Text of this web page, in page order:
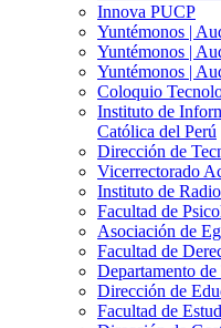
Innova PUCP
Yuntémonos |
Yuntémonos |
Yuntémonos |
Coloquio
Instituto de
Católica del Perú
Dirección de
Vicerrectorado
Instituto de
Facultad de
Asociación de
Facultad de
Departamento
Dirección de
Facultad de